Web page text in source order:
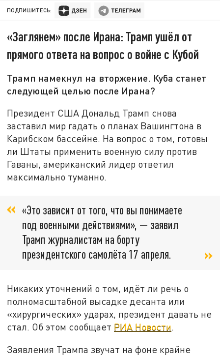
ПОДПИШИТЕСЬ:
«Заглянем» после Ирана: Трамп ушёл от
прямого ответа на вопрос о войне с Кубой
Трамп намекнул на вторжение. Куба станет
следующей целью после Ирана?
Президент США Дональд Трамп снова
заставил мир гадать о планах Вашингтона в
Карибском бассейне. На вопрос о том, готовы
ли Штаты применить военную силу против
Гаваны, американский лидер ответил
максимально туманно.
«Это зависит от того, что вы понимаете
под военными действиями», — заявил
Трамп журналистам на борту
президентского самолёта 17 апреля.
Никаких уточнений о том, идёт ли речь о
полномасштабной высадке десанта или
«хирургических» ударах, президент давать не
стал. Об этом сообщает РИА Новости.
Заявления Трампа звучат на фоне крайне